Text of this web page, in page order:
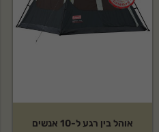
אוהל בין רגע ל-10 אנשים